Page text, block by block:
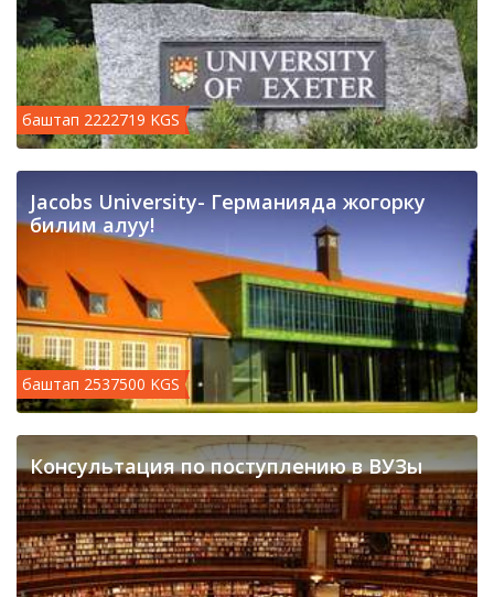
баштап 2222719 KGS
Jacobs University- Германияда жогорку
билим алуу!
баштап 2537500 KGS
Консультация по поступлению в ВУЗы